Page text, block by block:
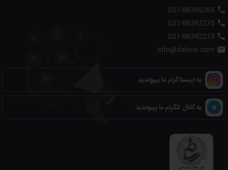




به اینستاگرام ما بپیوندید
به کانال تلگرام ما بپیوندید